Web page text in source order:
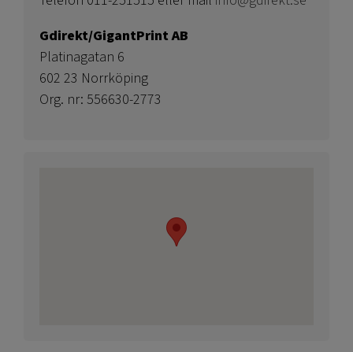
Gdirekt/GigantPrint AB
Platinagatan 6
602 23 Norrköping
Org. nr: 556630-2773